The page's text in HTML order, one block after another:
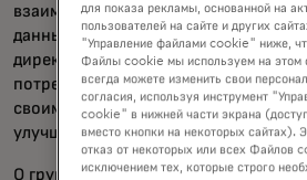
взаимодействия потребителей со
данными и пользы от них», — сказал
директор Finicity Стив Смит.
потребителям больше возможностей
своими финансовыми данными и
улучшения их финансовой жизни.»
О группе TD Bank
для показа рекламы, основанной на
пользователей на сайте и других
"Управление файлами cookie" ниже,
Файлы cookie мы используем на этом
всегда можете изменить свои
согласия, используя инструмент
cookie" в нижней части экрана
вместо кнопки на некоторых сайтах).
отказ от некоторых или всех Файлов
исключением тех, которые строго